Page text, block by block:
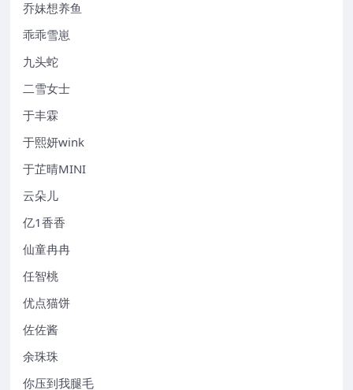
乔妹想养鱼
乖乖雪崽
九头蛇
二雪女士
于丰霖
于熙妍wink
于芷晴MINI
云朵儿
亿1香香
仙童冉冉
任智桃
优点猫饼
佐佐酱
余珠珠
你压到我腿毛